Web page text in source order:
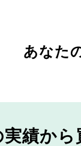
あなた
績から